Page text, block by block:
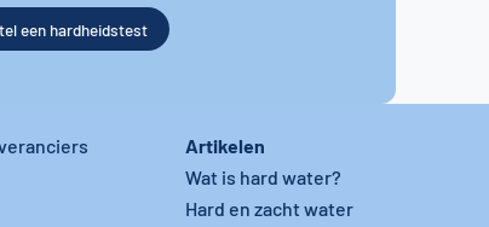
een hardheidstest
Artikelen
Wat is hard water?
Hard en zacht water